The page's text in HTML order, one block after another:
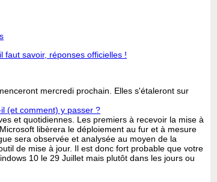
faut savoir, réponses officielles !
mercredi prochain. Elles s'étaleront sur
(et comment) y passer ?
et quotidiennes. Les premiers à recevoir la mise à
libèrera le déploiement au fur et à mesure
sera observée et analysée au moyen de la
de mise à jour. Il est donc fort probable que votre
10 le 29 Juillet mais plutôt dans les jours ou